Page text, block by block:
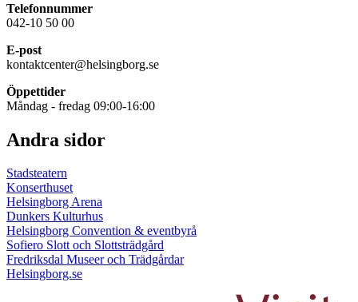
Telefonnummer
042-10 50 00
E-post
kontaktcenter@helsingborg.se
Öppettider
Måndag - fredag 09:00-16:00
Andra sidor
Stadsteatern
Konserthuset
Helsingborg Arena
Dunkers Kulturhus
Helsingborg Convention & eventbyrå
Sofiero Slott och Slottsträdgård
Fredriksdal Museer och Trädgårdar
Helsingborg.se